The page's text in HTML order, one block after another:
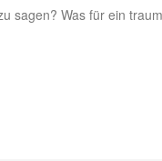
sagen? Was für ein